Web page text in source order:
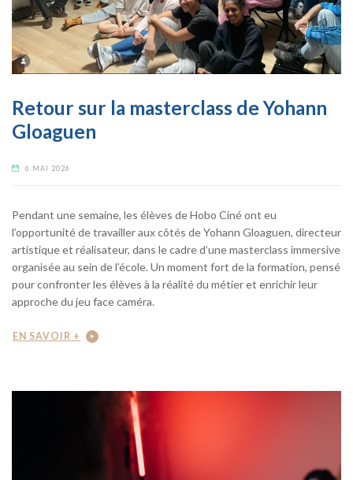
Retour sur la masterclass de Yohann
Gloaguen
6 MAI 2026
Pendant une semaine, les élèves de Hobo Ciné ont eu
l’opportunité de travailler aux côtés de Yohann Gloaguen, directeur
artistique et réalisateur, dans le cadre d’une masterclass immersive
organisée au sein de l’école. Un moment fort de la formation, pensé
pour confronter les élèves à la réalité du métier et enrichir leur
approche du jeu face caméra.
EN SAVOIR +